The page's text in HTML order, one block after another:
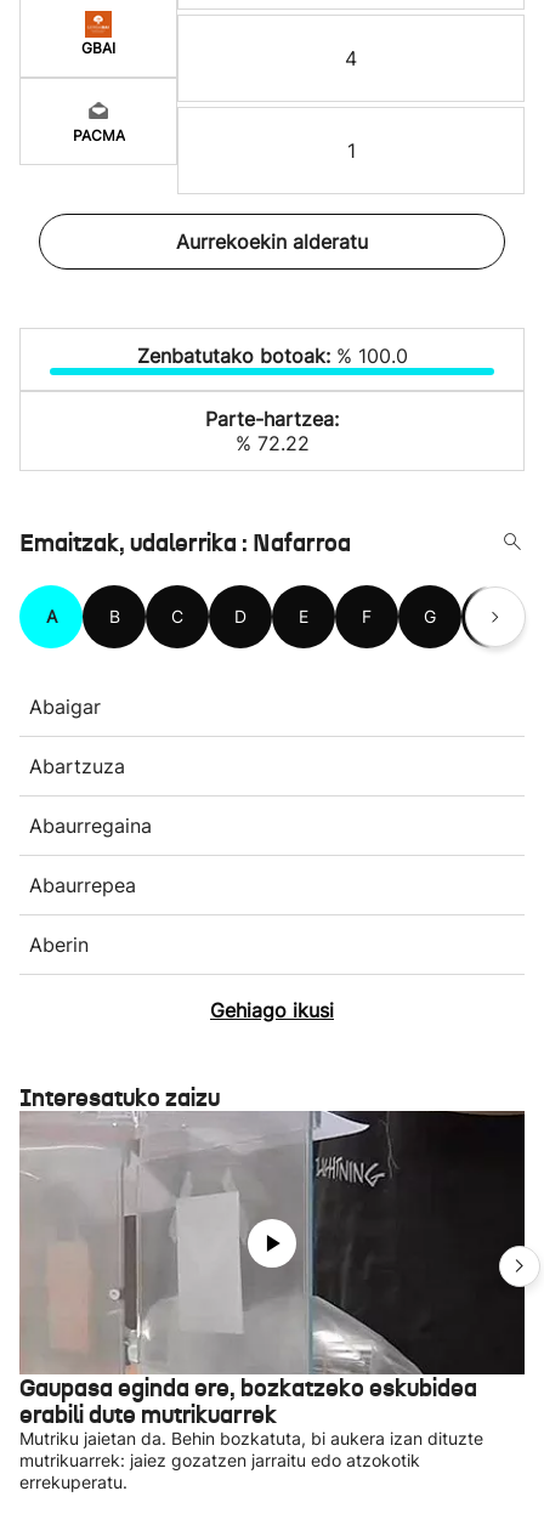
GBAI
PACMA
4
1
Aurrekoekin alderatu
Zenbatutako botoak: % 100.0
Parte-hartzea:
% 72.22
Emaitzak, udalerrika : Nafarroa
A B C D E F G H
Abaigar
Abartzuza
Abaurregaina
Abaurrepea
Aberin
Gehiago ikusi
Interesatuko zaizu
Gaupasa eginda ere, bozkatzeko eskubidea
erabili dute mutrikuarrek
Mutriku jaietan da. Behin bozkatuta, bi aukera izan dituzte
mutrikuarrek: jaiez gozatzen jarraitu edo atzokotik
errekuperatu.